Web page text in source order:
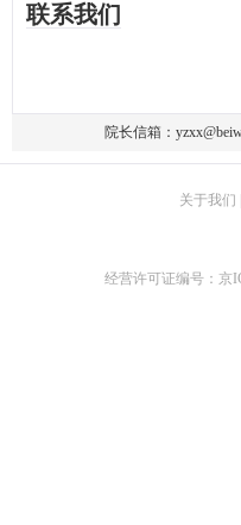
联系我们
院长信箱：
关于我们
经营许可证编号： 京